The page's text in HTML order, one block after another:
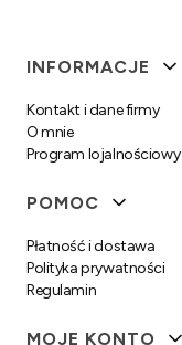
Linki w stopce
INFORMACJE
Kontakt i dane firmy
O mnie
Program lojalnościowy
POMOC
Płatność i dostawa
Polityka prywatności
Regulamin
MOJE KONTO